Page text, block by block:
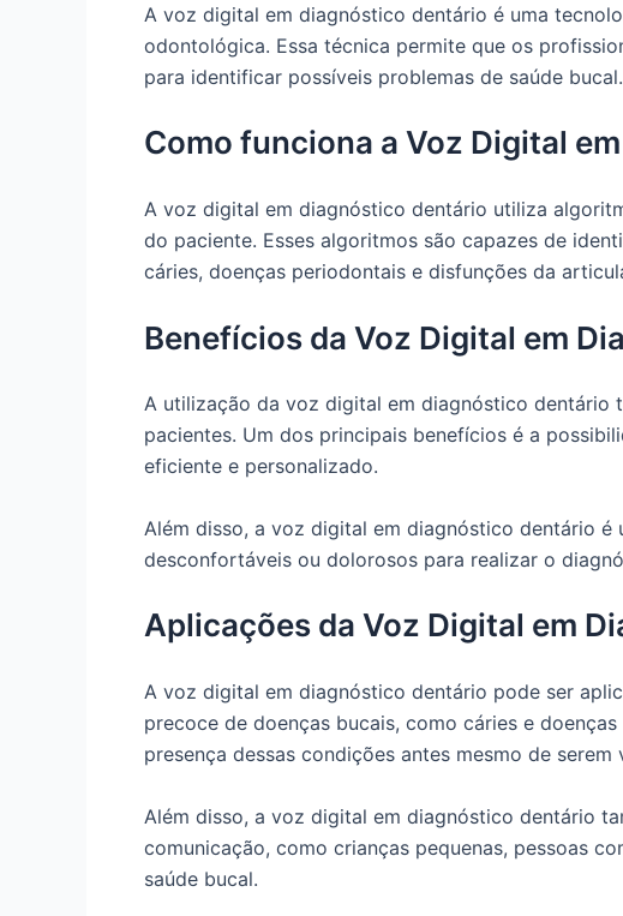
A voz digital em diagnóstico dentário é uma
odontológica. Essa técnica permite que os
para identificar possíveis problemas de saúde bucal.
Como funciona a Voz Digital
A voz digital em diagnóstico dentário utiliza
do paciente. Esses algoritmos são capazes de
cáries, doenças periodontais e disfunções da
Benefícios da Voz Digital em
A utilização da voz digital em diagnóstico dentário
pacientes. Um dos principais benefícios é a
eficiente e personalizado.
Além disso, a voz digital em diagnóstico dentário
desconfortáveis ou dolorosos para realizar o
Aplicações da Voz Digital em
A voz digital em diagnóstico dentário pode ser
precoce de doenças bucais, como cáries e
presença dessas condições antes mesmo de serem
Além disso, a voz digital em diagnóstico dentário
comunicação, como crianças pequenas, pessoas
saúde bucal.